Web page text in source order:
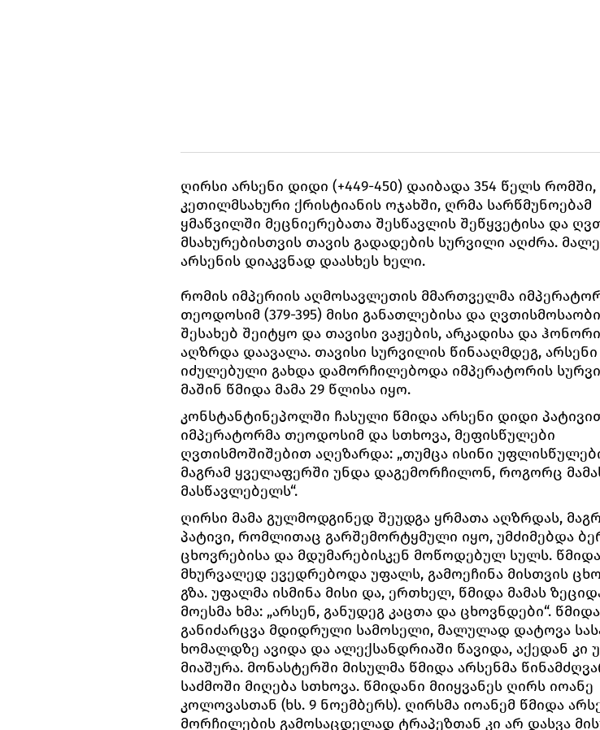
ღირსი არსენი დიდი (+449-450) დაიბადა 354 წელს რომში,
კეთილმსახური ქრისტიანის ოჯახში, ღრმა სარწმუნოებამ
ყმაწვილში მეცნიერებათა შესწავლის შეწყვეტისა და
მსახურებისთვის თავის გადადების სურვილი აღძრა.
არსენის დიაკვნად დაასხეს ხელი.
რომის იმპერიის აღმოსავლეთის მმართველმა
თეოდოსიმ (379-395) მისი განათლებისა და
შესახებ შეიტყო და თავისი ვაჟების, არკადისა და
აღზრდა დაავალა. თავისი სურვილის წინააღმდეგ, არსენი
იძულებული გახდა დამორჩილებოდა იმპერატორის
მაშინ წმიდა მამა 29 წლისა იყო.
კონსტანტინეპოლში ჩასული წმიდა არსენი დიდი
იმპერატორმა თეოდოსიმ და სთხოვა, მეფისწულები
ღვთისმოშიშებით აღეზარდა: „თუმცა ისინი
მაგრამ ყველაფერში უნდა დაგემორჩილონ, როგორც
მასწავლებელს“.
ღირსი მამა გულმოდგინედ შეუდგა ყრმათა აღზრდას,
პატივი, რომლითაც გარშემორტყმული იყო, უმძიმებდა
ცხოვრებისა და მდუმარებისკენ მოწოდებულ სულს.
მხურვალედ ევედრებოდა უფალს, გამოეჩინა მისთვის
გზა. უფალმა ისმინა მისი და, ერთხელ, წმიდა მამას
მოესმა ხმა: „არსენ, განუდეგ კაცთა და ცხოვნდები“.
განიძარცვა მდიდრული სამოსელი, მალულად დატოვა
ხომალდზე ავიდა და ალექსანდრიაში წავიდა, აქედან კი
მიაშურა. მონასტერში მისულმა წმიდა არსენმა
საძმოში მიღება სთხოვა. წმიდანი მიიყვანეს ღირს იოანე
კოლოვასთან (ხს. 9 ნოემბერს). ღირსმა იოანემ წმიდა
მორჩილების გამოსაცდელად ტრაპეზთან კი არ დასვა